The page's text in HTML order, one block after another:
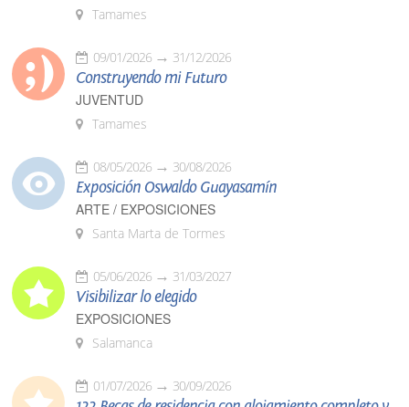
Tamames
09/01/2026 31/12/2026
Construyendo mi Futuro
JUVENTUD
Tamames
08/05/2026 30/08/2026
Exposición Oswaldo Guayasamín
ARTE / EXPOSICIONES
Santa Marta de Tormes
05/06/2026 31/03/2027
Visibilizar lo elegido
EXPOSICIONES
Salamanca
01/07/2026 30/09/2026